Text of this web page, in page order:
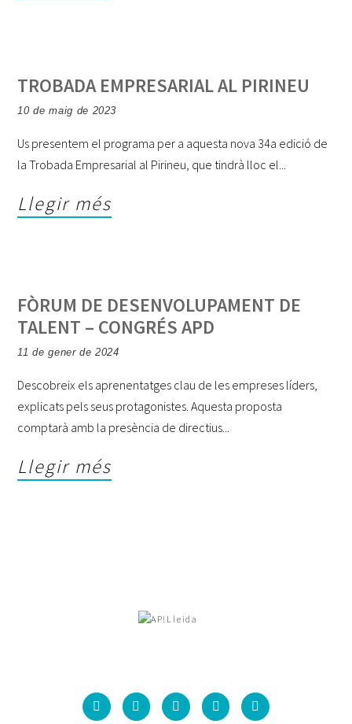
TROBADA EMPRESARIAL AL PIRINEU
10 de maig de 2023
Us presentem el programa per a aquesta nova 34a edició de
la Trobada Empresarial al Pirineu, que tindrà lloc el
Llegir més
FÒRUM DE DESENVOLUPAMENT DE
TALENT – CONGRÉS APD
11 de gener de 2024
Descobreix els aprenentatges clau de les empreses líders,
explicats pels seus protagonistes. Aquesta proposta
comptarà amb la presència de directius
Llegir més